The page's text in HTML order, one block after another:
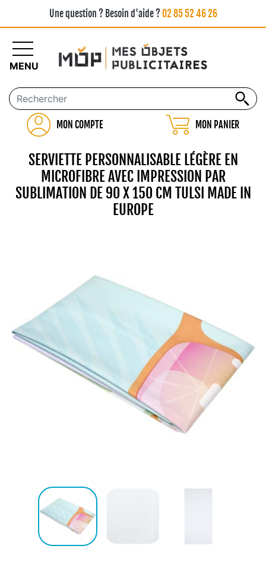
Une question ? Besoin d'aide ?02 85 52 46 26
MON COMPTE MON PANIER
MENU
SERVIETTE PERSONNALISABLE LÉGÈRE EN
MICROFIBRE AVEC IMPRESSION PAR
SUBLIMATION DE 90 X 150 CM TULSI MADE IN
EUROPE